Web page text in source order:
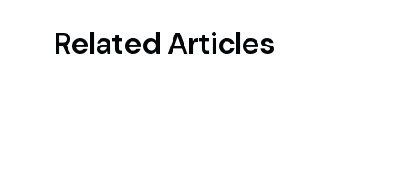
Related Articles